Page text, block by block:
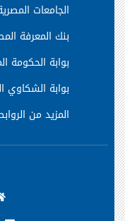
الجامعات
بنك المعرفة
بوابة الحكومة
بوابة الشكاوي
المزيد من